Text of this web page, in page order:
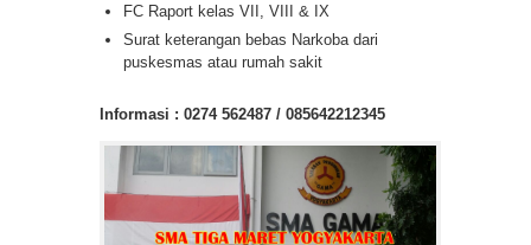
FC Raport kelas VII, VIII & IX
Surat keterangan bebas Narkoba dari
puskesmas atau rumah sakit
Informasi : 0274 562487 / 085642212345